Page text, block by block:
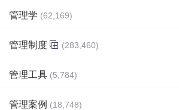
管理学 (62,169)
管理制度 (283,460)
管理工具 (5,784)
管理案例 (18,748)